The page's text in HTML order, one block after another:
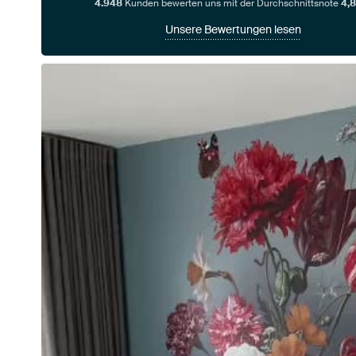
4.948 Kunden bewerten uns mit der Durchschnittsnote
Unsere Bewertungen lesen